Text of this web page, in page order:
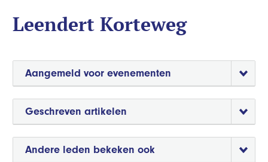
Leendert Korteweg
Aangemeld voor evenementen
Geschreven artikelen
Andere leden bekeken ook